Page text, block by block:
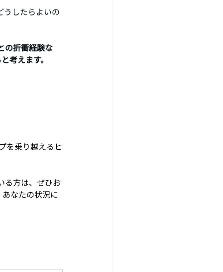
うしたらよいの
の折衝経験な
考えます。
る方は、ぜひお
なたの状況に